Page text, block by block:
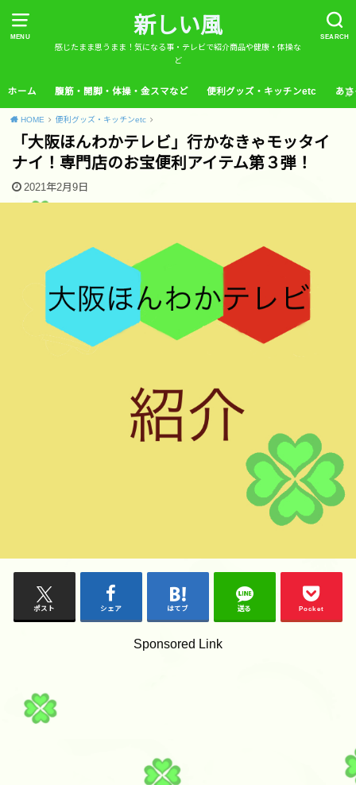
MENU SEARCH
新しい風
感じたまま思うまま！気になる事・テレビで紹介商品や健康・体操な
ど
ホーム 腹筋・開脚・体操・金スマなど 便利グッズ・キッチンetc あ
HOME 便利グッズ・キッチンetc
「大阪ほんわかテレビ」行かなきゃモッタイ
ナイ！専門店のお宝便利アイテム第３弾！
2021年2月9日
ポスト シェア はてブ 送る Pocket
Sponsored Link